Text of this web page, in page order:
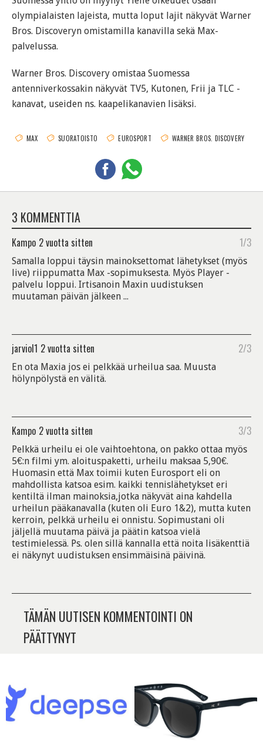
olympialaisten lajeista, mutta loput lajit näkyvät Warner
Bros. Discoveryn omistamilla kanavilla sekä Max-
palvelussa.
Warner Bros. Discovery omistaa Suomessa
antenniverkossakin näkyvät TV5, Kutonen, Frii ja TLC -
kanavat, useiden ns. kaapelikanavien lisäksi.
MAX SUORATOISTO EUROSPORT WARNER BROS. DISCOVERY
3 KOMMENTTIA
Kampo 2 vuotta sitten 1/3
Samalla loppui täysin mainoksettomat lähetykset (myös
live) riippumatta Max -sopimuksesta. Myös Player -
palvelu loppui. Irtisanoin Maxin uudistuksen
muutaman päivän jälkeen ...
jarviol1 2 vuotta sitten 2/3
En ota Maxia jos ei pelkkää urheilua saa. Muusta
hölynpölystä en välitä.
Kampo 2 vuotta sitten 3/3
Pelkkä urheilu ei ole vaihtoehtona, on pakko ottaa myös
5€:n filmi ym. aloituspaketti, urheilu maksaa 5,90€.
Huomasin että Max toimii kuten Eurosport eli on
mahdollista katsoa esim. kaikki tennislähetykset eri
kentiltä ilman mainoksia,jotka näkyvät aina kahdella
urheilun pääkanavalla (kuten oli Euro 1&2), mutta kuten
kerroin, pelkkä urheilu ei onnistu. Sopimustani oli
jäljellä muutama päivä ja päätin katsoa vielä
testimielessä. Ps. olen sillä kannalla että noita lisäkenttiä
ei näkynyt uudistuksen ensimmäisinä päivinä.
TÄMÄN UUTISEN KOMMENTOINTI ON
PÄÄTTYNYT